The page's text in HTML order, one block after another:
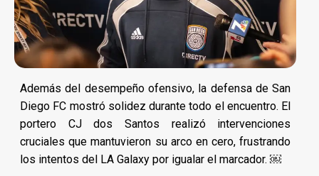
Además del desempeño ofensivo, la defensa de San
Diego FC mostró solidez durante todo el encuentro. El
portero CJ dos Santos realizó intervenciones
cruciales que mantuvieron su arco en cero, frustrando
los intentos del LA Galaxy por igualar el marcador. ￼